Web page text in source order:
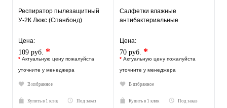
Респиратор пылезащитный
У-2К Люкс (Спанбонд)
Цена:
109 руб. *
* Актуальную цену пожалуйста
уточните у менеджера
В избранное
Купить в 1 клик Под заказ
Салфетки влажные
антибактериальные
Цена:
70 руб. *
* Актуальную цену пожалуйста
уточните у менеджера
В избранное
Купить в 1 клик Под заказ